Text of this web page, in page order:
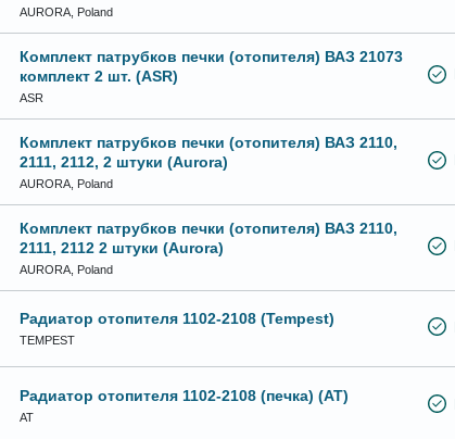
AURORA, Poland
Комплект патрубков печки (отопителя) ВАЗ 21073
комплект 2 шт. (ASR)
ASR
Комплект патрубков печки (отопителя) ВАЗ 2110,
2111, 2112, 2 штуки (Aurora)
AURORA, Poland
Комплект патрубков печки (отопителя) ВАЗ 2110,
2111, 2112 2 штуки (Aurora)
AURORA, Poland
Радиатор отопителя 1102-2108 (Tempest)
TEMPEST
Радиатор отопителя 1102-2108 (печка) (АТ)
АТ